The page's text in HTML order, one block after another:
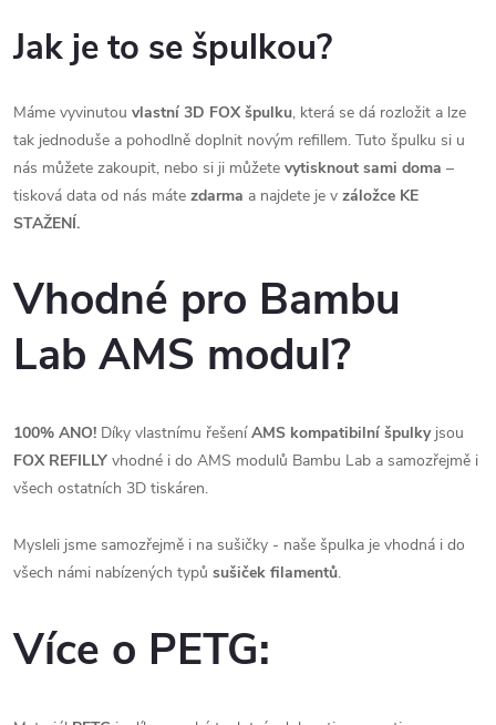
Jak je to se špulkou?
Máme vyvinutou vlastní 3D FOX špulku, která se dá rozložit a lze
tak jednoduše a pohodlně doplnit novým refillem. Tuto špulku si u
nás můžete zakoupit, nebo si ji můžete vytisknout sami doma –
tisková data od nás máte zdarma a najdete je v záložce KE
STAŽENÍ.
Vhodné pro Bambu
Lab AMS modul?
100% ANO! Díky vlastnímu řešeníAMS kompatibilní špulkyjsou
FOX REFILLY vhodné i do AMS modulů Bambu Lab a samozřejmě i
všech ostatních 3D tiskáren.
Mysleli jsme samozřejmě i na sušičky - naše špulka je vhodná i do
všech námi nabízených typů sušiček filamentů.
Více o PETG: